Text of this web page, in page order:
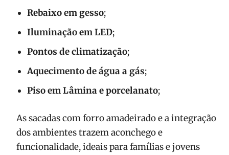
Rebaixo em gesso;
Iluminação em LED;
Pontos de climatização;
Aquecimento de água a gás;
Piso em Lâmina e porcelanato;
As sacadas com forro amadeirado e a integração
dos ambientes trazem aconchego e
funcionalidade, ideais para famílias e jovens